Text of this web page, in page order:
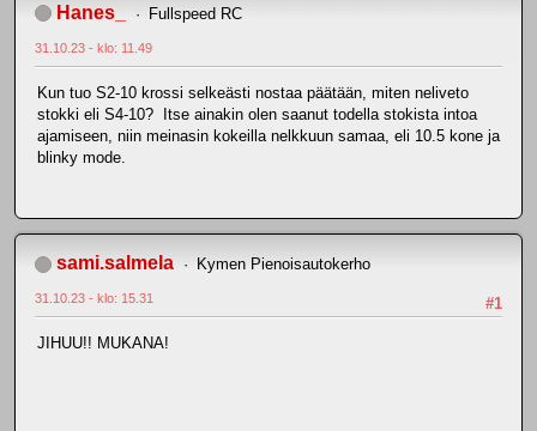
Hanes_ Fullspeed RC
31.10.23 - klo: 11.49
Kun tuo S2-10 krossi selkeästi nostaa päätään, miten neliveto
stokki eli S4-10? Itse ainakin olen saanut todella stokista intoa
ajamiseen, niin meinasin kokeilla nelkkuun samaa, eli 10.5 kone ja
blinky mode.
sami.salmela Kymen Pienoisautokerho
#1
31.10.23 - klo: 15.31
JIHUU!! MUKANA!